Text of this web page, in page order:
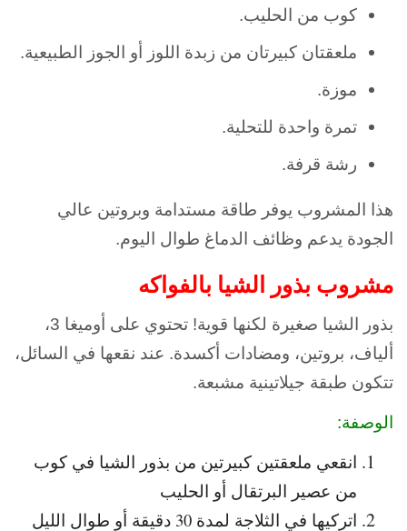
كوب من الحليب.
ملعقتان كبيرتان من زبدة اللوز أو الجوز الطبيعية.
موزة.
تمرة واحدة للتحلية.
رشة قرفة.
هذا المشروب يوفر طاقة مستدامة وبروتين عالي
الجودة يدعم وظائف الدماغ طوال اليوم.
مشروب بذور الشيا بالفواكه
بذور الشيا صغيرة لكنها قوية! تحتوي على أوميغا 3،
ألياف، بروتين، ومضادات أكسدة. عند نقعها في السائل،
تتكون طبقة جيلاتينية مشبعة.
الوصفة:
انقعي ملعقتين كبيرتين من بذور الشيا في كوب
من عصير البرتقال أو الحليب
اتركيها في الثلاجة لمدة 30 دقيقة أو طوال الليل